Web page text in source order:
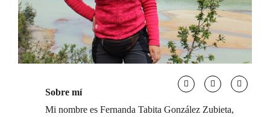
Sobre mí
Mi nombre es Fernanda Tabita González Zubieta,